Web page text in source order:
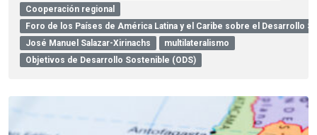
Cooperación regional
Foro de los Países de América Latina y el Caribe sobre el Desarrollo
José Manuel Salazar-Xirinachs
multilateralismo
Objetivos de Desarrollo Sostenible (ODS)